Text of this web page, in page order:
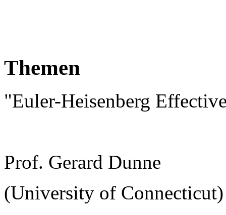
Themen
"Euler-Heisenberg
Prof. Gerard Dunne
(University of Connecticut)